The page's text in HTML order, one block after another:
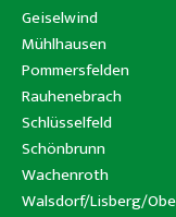
Geiselwind
Mühlhausen
Pommersfelden
Rauhenebrach
Schlüsselfeld
Schönbrunn
Wachenroth
Walsdorf/Lisberg/